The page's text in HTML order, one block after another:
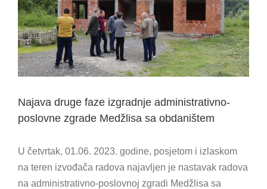
Najava druge faze izgradnje administrativno-
poslovne zgrade Medžlisa sa obdaništem
U četvrtak, 01.06. 2023. godine, posjetom i izlaskom
na teren izvođača radova najavljen je nastavak radova
na administrativno-poslovnoj zgradi Medžlisa sa